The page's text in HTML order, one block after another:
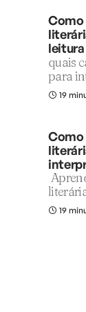
quais
para
19
Como
19